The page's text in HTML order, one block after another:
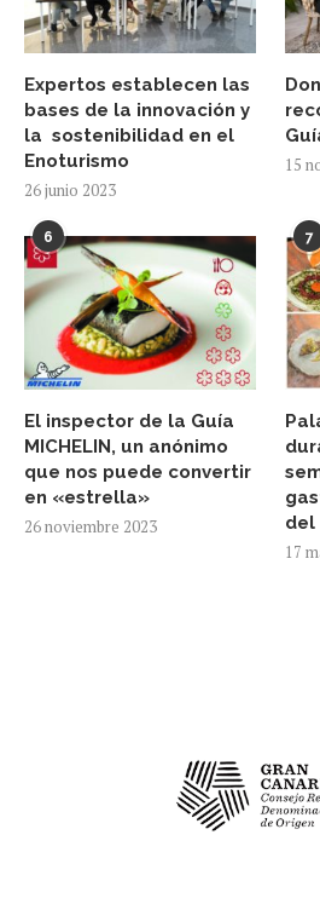
Expertos establecen las
bases de la innovación y
la sostenibilidad en el
Enoturismo
26 junio 2023
15
6
El inspector de la Guía
MICHELIN, un anónimo
que nos puede convertir
en «estrella»
26 noviembre 2023
7
del
17